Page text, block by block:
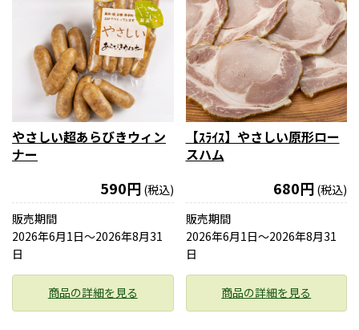
やさしい超あらびきウィン
ナー
590円 (税込)
販売期間
2026年6月1日〜2026年8月31
日
商品の詳細を見る
【ｽﾗｲｽ】やさしい原形ロー
スハム
680円 (税込)
販売期間
2026年6月1日〜2026年8月31
日
商品の詳細を見る